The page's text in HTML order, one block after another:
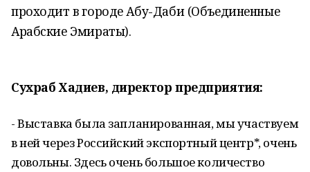
проходит в городе Абу-Даби (Объединенные
Арабские Эмираты).
Сухраб Хадиев, директор предприятия:
- Выставка была запланированная, мы участвуем
в ней через Российский экспортный центр*, очень
довольны. Здесь очень большое количество